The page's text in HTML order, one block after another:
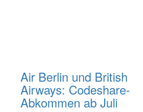
Air Berlin und British
Airways: Codeshare-
Abkommen ab Juli